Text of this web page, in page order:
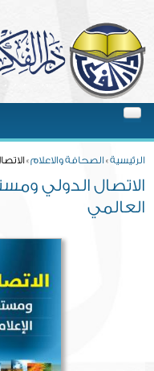
الرئيسية» الصحافة والاعلام»
الاتصال الدولي
العالمي